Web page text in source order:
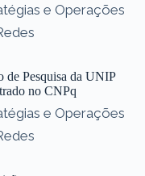
e Operações
de Pesquisa da UNIP
no CNPq
e Operações